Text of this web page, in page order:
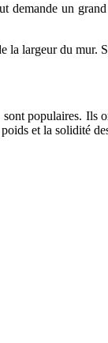
demande un
la largeur du mur.
populaires. Ils
et la solidité